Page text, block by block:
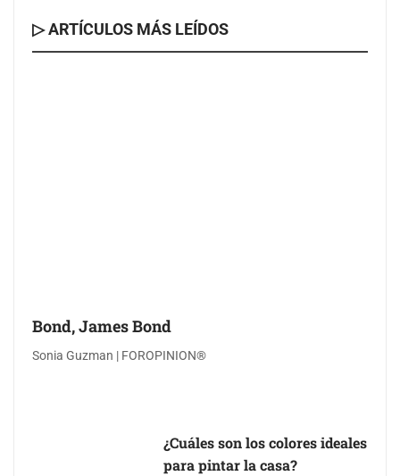
▷ ARTÍCULOS MÁS LEÍDOS
Bond, James Bond
Sonia Guzman | FOROPINION®
¿Cuáles son los colores ideales
para pintar la casa?